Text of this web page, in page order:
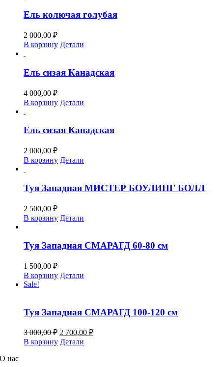
Ель колючая голубая
2 000,00 ₽
В корзину Детали
Ель сизая Канадская
4 000,00 ₽
В корзину Детали
Ель сизая Канадская
2 000,00 ₽
В корзину Детали
Туя Западная МИСТЕР БОУЛИНГ БОЛЛ
2 500,00 ₽
В корзину Детали
Туя Западная СМАРАГД 60-80 см
1 500,00 ₽
В корзину Детали
Sale!
Туя Западная СМАРАГД 100-120 см
3 000,00₽ Первоначальная
цена
составляла
2 700,00 ₽Текущая
В корзину Детали
О нас